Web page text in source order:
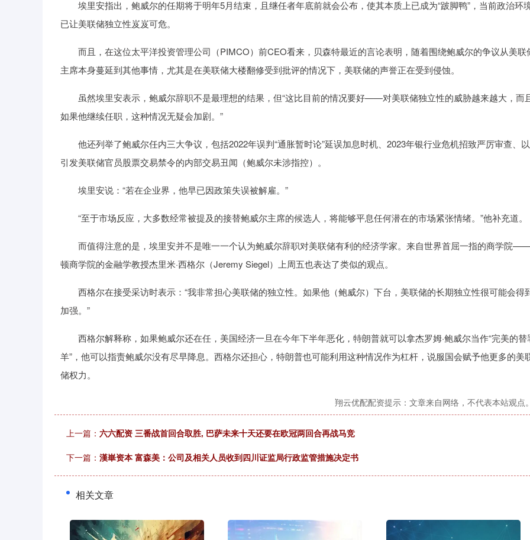
埃里安指出，鲍威尔的任期将于明年5月结束，且继任者年底前就会公布，使其本质上已成为“跛脚鸭”，当前政治环
已让美联储独立性岌岌可危。
而且，在这位太平洋投资管理公司（PIMCO）前CEO看来，贝森特最近的言论表明，随着围绕鲍威尔的争议从美联
主席本身蔓延到其他事情，尤其是在美联储大楼翻修受到批评的情况下，美联储的声誉正在受到侵蚀。
虽然埃里安表示，鲍威尔辞职不是最理想的结果，但“这比目前的情况要好——对美联储独立性的威胁越来越大，而
如果他继续任职，这种情况无疑会加剧。”
他还列举了鲍威尔任内三大争议，包括2022年误判“通胀暂时论”延误加息时机、2023年银行业危机招致严厉审查、
引发美联储官员股票交易禁令的内部交易丑闻（鲍威尔未涉指控）。
埃里安说：“若在企业界，他早已因政策失误被解雇。”
“至于市场反应，大多数经常被提及的接替鲍威尔主席的候选人，将能够平息任何潜在的市场紧张情绪。”他补充道。
而值得注意的是，埃里安并不是唯一一个认为鲍威尔辞职对美联储有利的经济学家。来自世界首屈一指的商学院
顿商学院的金融学教授杰里米·西格尔（Jeremy Siegel）上周五也表达了类似的观点。
西格尔在接受采访时表示：“我非常担心美联储的独立性。如果他（鲍威尔）下台，美联储的长期独立性很可能会得
加强。”
西格尔解释称，如果鲍威尔还在任，美国经济一旦在今年下半年恶化，特朗普就可以拿杰罗姆·鲍威尔当作“完美的替
羊”，他可以指责鲍威尔没有尽早降息。西格尔还担心，特朗普也可能利用这种情况作为杠杆，说服国会赋予他更多的美
储权力。
翔云优配配资提示：文章来自网络，不代表本站观点。
上一篇： 六六配资 三番战首回合取胜, 巴萨未来十天还要在欧冠两回合再战马竞
下一篇： 漢崋资本 富森美：公司及相关人员收到四川证监局行政监管措施决定书
相关文章